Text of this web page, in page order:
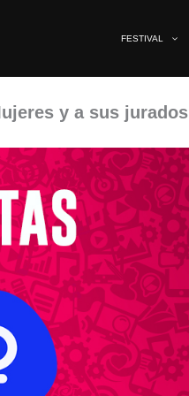
FESTIVAL
y a sus jurados